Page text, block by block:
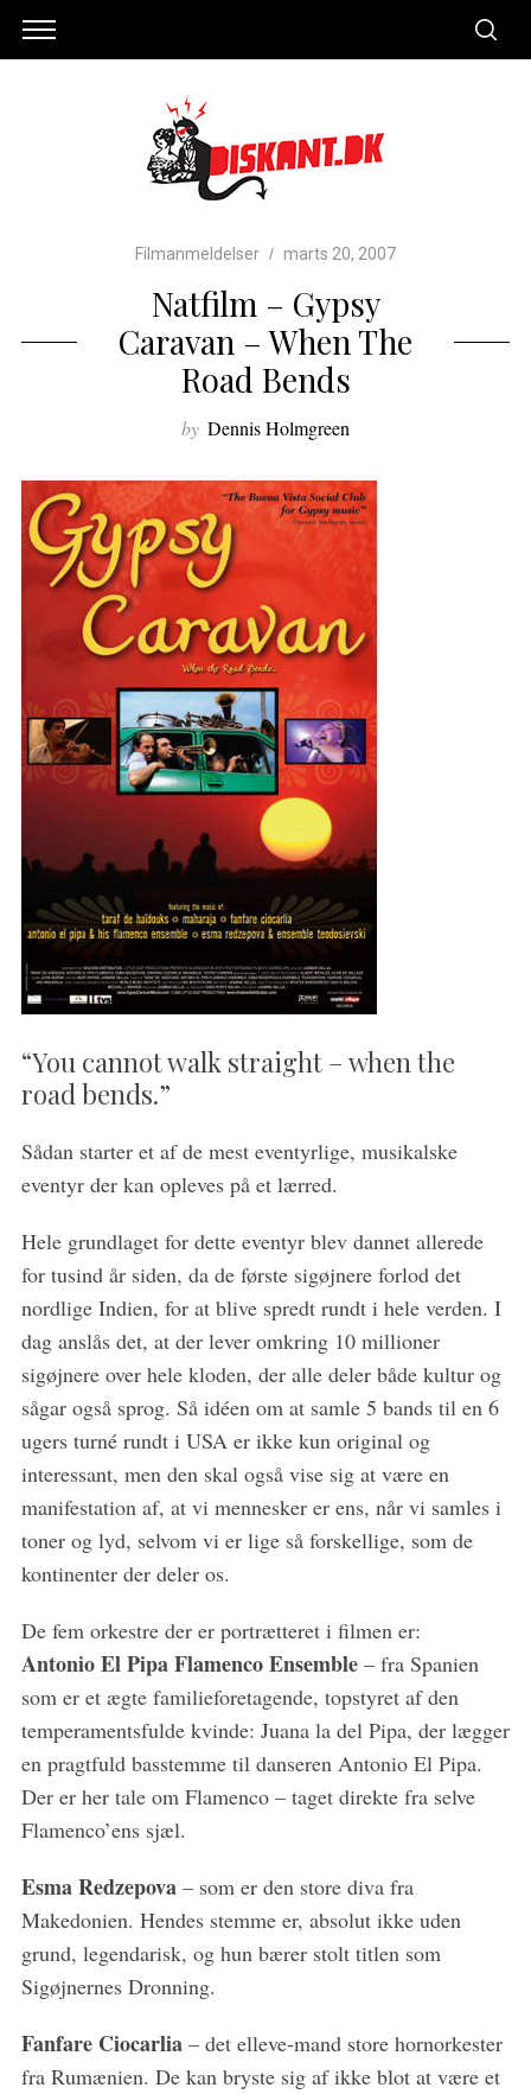
Filmanmeldelser marts 20, 2007
Natfilm – Gypsy
Caravan – When The
Road Bends
by Dennis Holmgreen
“You cannot walk straight – when the
road bends.”
Sådan starter et af de mest eventyrlige, musikalske
eventyr der kan opleves på et lærred.
Hele grundlaget for dette eventyr blev dannet allerede
for tusind år siden, da de første sigøjnere forlod det
nordlige Indien, for at blive spredt rundt i hele verden. I
dag anslås det, at der lever omkring 10 millioner
sigøjnere over hele kloden, der alle deler både kultur og
sågar også sprog. Så idéen om at samle 5 bands til en 6
ugers turné rundt i USA er ikke kun original og
interessant, men den skal også vise sig at være en
manifestation af, at vi mennesker er ens, når vi samles i
toner og lyd, selvom vi er lige så forskellige, som de
kontinenter der deler os.
De fem orkestre der er portrætteret i filmen er:
Antonio El Pipa Flamenco Ensemble– fra Spanien
som er et ægte familieforetagende, topstyret af den
temperamentsfulde kvinde: Juana la del Pipa, der lægger
en pragtfuld basstemme til danseren Antonio El Pipa.
Der er her tale om Flamenco – taget direkte fra selve
Flamenco’ens sjæl.
Esma Redzepova – som er den store diva fra
Makedonien. Hendes stemme er, absolut ikke uden
grund, legendarisk, og hun bærer stolt titlen som
Sigøjnernes Dronning.
Fanfare Ciocarlia – det elleve-mand store hornorkester
fra Rumænien. De kan bryste sig af ikke blot at være et
S
a
r
h
f
o
r
: